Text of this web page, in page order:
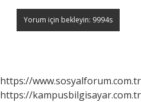
https://www.sosyalforum.com.tr
https://kampusbilgisayar.com.tr